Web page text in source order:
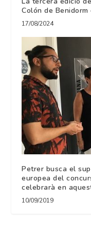
Colón de
17/08/2024
Petrer busca el
europea del
celebrarà en
10/09/2019